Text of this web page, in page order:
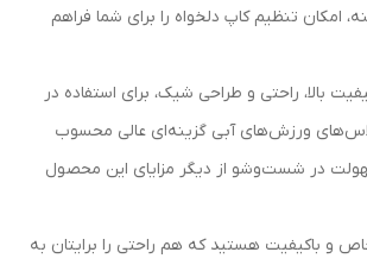
تنظیم کاپ دلخواه را برای شما فراهم
بالا، راحتی و طراحی شیک، برای استفاده در
ورزش‌های آبی گزینه‌ای عالی محسوب
در شست‌وشو از دیگر مزایای این محصول
و باکیفیت هستید که هم راحتی را برایتان به